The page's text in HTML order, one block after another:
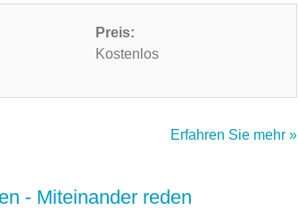
Preis:
Kostenlos
Erfahren Sie mehr »
- Miteinander reden